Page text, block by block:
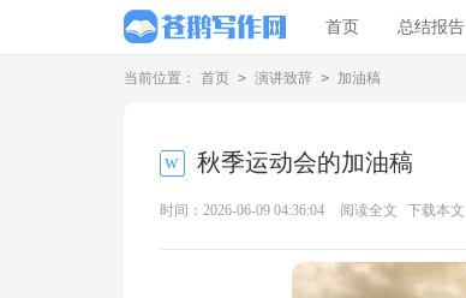
首页 总结报告
当前位置： 首页 > 演讲致辞 > 加油稿
秋季运动会的加油稿
时间：2026-06-09 04:36:04 阅读全文 下载本文